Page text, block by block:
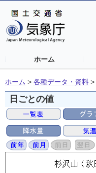
ホーム
ホーム > 各種データ・資料 >
日ごとの値